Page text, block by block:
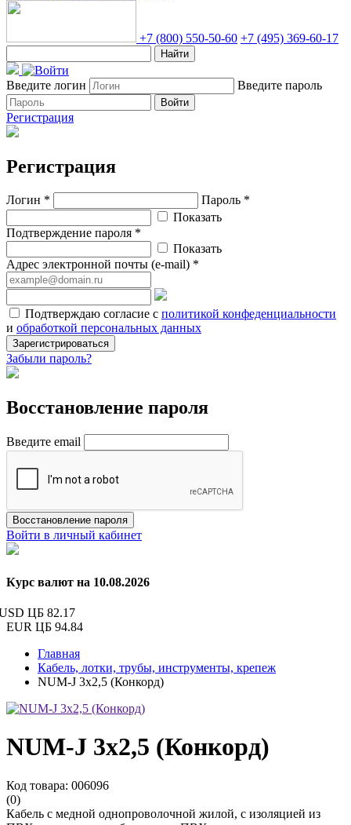
+7 (800) 550-50-60 +7 (495) 369-60-17
Найти
Введите логин Введите пароль
Войти
Регистрация
Регистрация
Логин *
Пароль *
Показать
Подтверждение пароля *
Показать
Адрес электронной почты (e-mail) *
Подтверждаю согласие с политикой конфеденциальности
и обработкой персональных данных
Зарегистрироваться
Забыли пароль?
Восстановление пароля
Введите email
Восстановление пароля
Войти в личный кабинет
Курс валют на 10.08.2026
ЦБ 82.17
EUR ЦБ 94.84
Главная
Кабель, лотки, трубы, инструменты, крепеж
NUM-J 3х2,5 (Конкорд)
NUM-J 3х2,5 (Конкорд)
Код товара: 006096
(0)
Кабель с медной однопроволочной жилой, с изоляцией из